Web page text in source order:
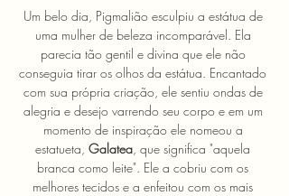
Um belo dia, Pigmalião esculpiu a estátua de
uma mulher de beleza incomparável. Ela
parecia tão gentil e divina que ele não
conseguia tirar os olhos da estátua. Encantado
com sua própria criação, ele sentiu ondas de
alegria e desejo varrendo seu corpo e em um
momento de inspiração ele nomeou a
estatueta, Galatea, que significa "aquela
branca como leite". Ele a cobriu com os
melhores tecidos e a enfeitou com os mais